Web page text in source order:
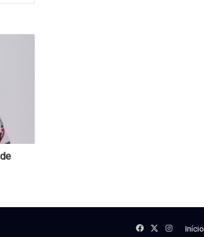
Início
Facebook
X Instagram